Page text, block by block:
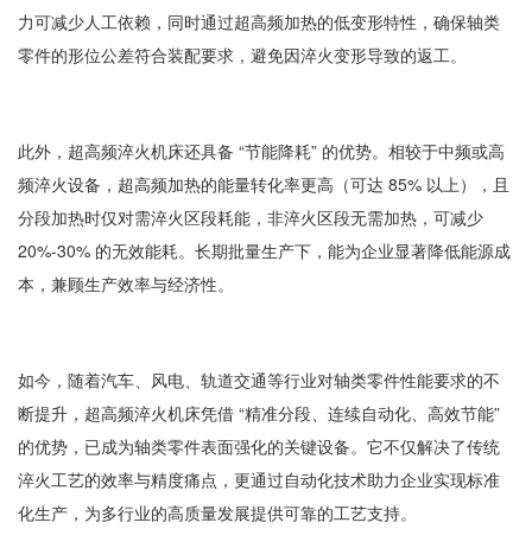
力可减少人工依赖，同时通过超高频加热的低变形特性，确保轴类
零件的形位公差符合装配要求，避免因淬火变形导致的返工。
此外，超高频淬火机床还具备 “节能降耗” 的优势。相较于中频或高
频淬火设备，超高频加热的能量转化率更高（可达 85% 以上），且
分段加热时仅对需淬火区段耗能，非淬火区段无需加热，可减少
20%-30% 的无效能耗。长期批量生产下，能为企业显著降低能源成
本，兼顾生产效率与经济性。
如今，随着汽车、风电、轨道交通等行业对轴类零件性能要求的不
断提升，超高频淬火机床凭借 “精准分段、连续自动化、高效节能”
的优势，已成为轴类零件表面强化的关键设备。它不仅解决了传统
淬火工艺的效率与精度痛点，更通过自动化技术助力企业实现标准
化生产，为多行业的高质量发展提供可靠的工艺支持。